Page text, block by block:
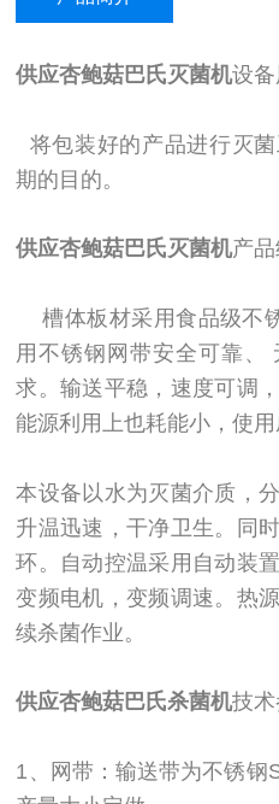
供应杏鲍菇巴氏灭菌机设
将包装好的产品进行灭
期的目的。
供应杏鲍菇巴氏灭菌机产品
槽体板材采用食品级不
用不锈钢网带安全可靠、
求。输送平稳，速度可调
能源利用上也耗能小，使用
本设备以水为灭菌介质，
升温迅速，干净卫生。同
环。自动控温采用自动装
变频电机，变频调速。热
续杀菌作业。
供应杏鲍菇巴氏杀菌机技术
1、网带：输送带为不锈钢